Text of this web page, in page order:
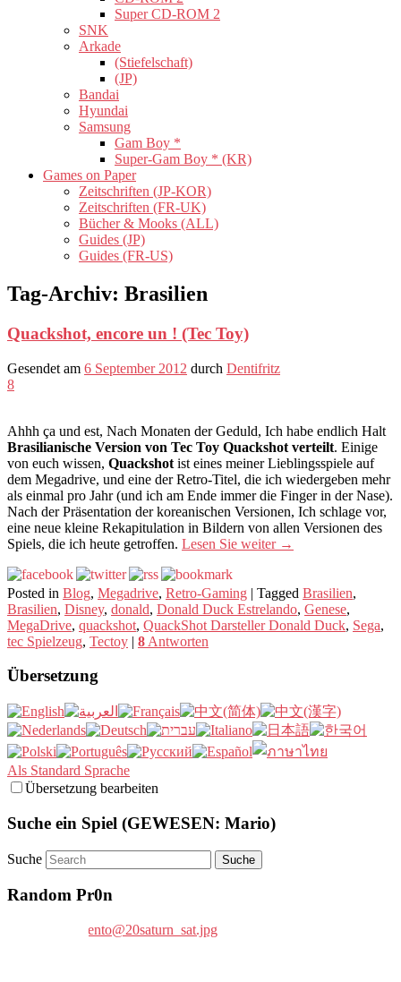
Super CD-ROM 2
SNK
Arkade
(Stiefelschaft)
(JP)
Bandai
Hyundai
Samsung
Gam Boy *
Super-Gam Boy * (KR)
Games on Paper
Zeitschriften (JP-KOR)
Zeitschriften (FR-UK)
Bücher & Mooks (ALL)
Guides (JP)
Guides (FR-US)
Tag-Archiv: Brasilien
Quackshot, encore un ! (Tec Toy)
Gesendet am 6 September 2012 durch Dentifritz
8
Ahhh ça und est, Nach Monaten der Geduld, Ich habe endlich Halt
Brasilianische Version von Tec Toy Quackshot verteilt. Einige
von euch wissen, Quackshot ist eines meiner Lieblingsspiele auf
dem Megadrive, und eine der Retro-Titel, die ich wiedergeben mehr
als einmal pro Jahr (und ich am Ende immer die Finger in der Nase).
Nach der Präsentation der koreanischen Versionen, Ich schlage vor,
eine neue kleine Rekapitulation in Bildern von allen Versionen des
Spiels, die ich heute getroffen. Lesen Sie weiter →
Posted in Blog, Megadrive, Retro-Gaming | Tagged Brasilien,
Brasilien, Disney, donald, Donald Duck Estrelando, Genese,
MegaDrive, quackshot, QuackShot Darsteller Donald Duck, Sega,
tec Spielzeug, Tectoy | 8 Antworten
Übersetzung
Als Standard Sprache
Übersetzung bearbeiten
Suche ein Spiel (GEWESEN: Mario)
Suche
Random Pr0n